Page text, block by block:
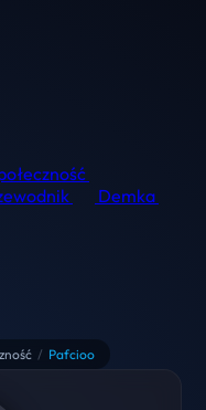
Demka
/ Pafcioo